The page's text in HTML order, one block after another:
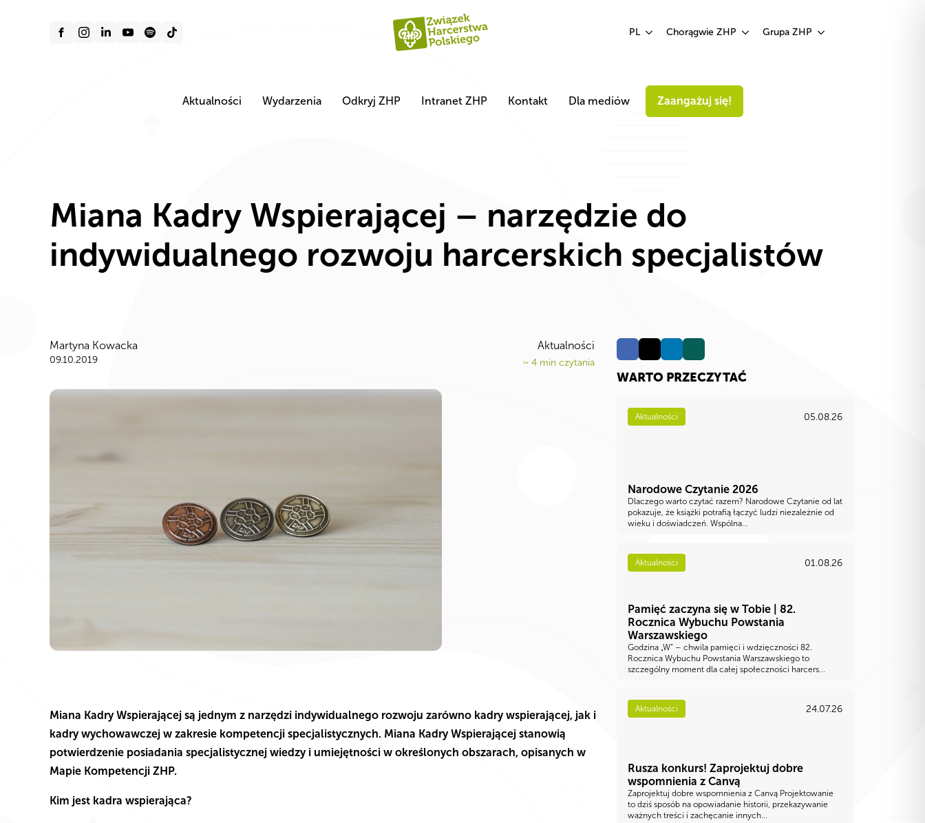
PL Chorągwie ZHP Grupa ZHP
Aktualności Wydarzenia Odkryj ZHP Intranet ZHP Kontakt Dla mediów Zaangażuj się!
Miana Kadry Wspierającej – narzędzie do
indywidualnego rozwoju harcerskich specjalistów
Martyna Kowacka
09.10.2019
Aktualności
~ 4 min czytania
Miana Kadry Wspierającej są jednym z narzędzi indywidualnego rozwoju zarówno kadry wspierającej, jak i
kadry wychowawczej w zakresie kompetencji specjalistycznych. Miana Kadry Wspierającej stanowią
potwierdzenie posiadania specjalistycznej wiedzy i umiejętności w określonych obszarach, opisanych w
Mapie Kompetencji ZHP.
Kim jest kadra wspierająca?
WARTO PRZECZYTAĆ
Aktualności 05.08.26
Narodowe Czytanie 2026
Dlaczego warto czytać razem? Narodowe Czytanie od lat
pokazuje, że książki potrafią łączyć ludzi niezależnie od
wieku i doświadczeń. Wspólna...
Aktualności 01.08.26
Pamięć zaczyna się w Tobie | 82.
Rocznica Wybuchu Powstania
Warszawskiego
Godzina „W” – chwila pamięci i wdzięczności 82.
Rocznica Wybuchu Powstania Warszawskiego to
szczególny moment dla całej społeczności harcers...
Aktualności 24.07.26
Rusza konkurs! Zaprojektuj dobre
wspomnienia z Canvą
Zaprojektuj dobre wspomnienia z Canvą Projektowanie
to dziś sposób na opowiadanie historii, przekazywanie
ważnych treści i zachęcanie innych...